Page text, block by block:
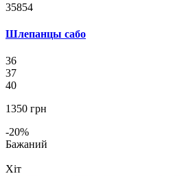
35854
Шлепанцы сабо
36
37
40
1350 грн
-20%
Бажаний
Хіт